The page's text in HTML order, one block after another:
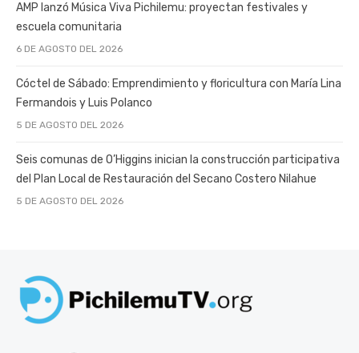
AMP lanzó Música Viva Pichilemu: proyectan festivales y
escuela comunitaria
6 DE AGOSTO DEL 2026
Cóctel de Sábado: Emprendimiento y floricultura con María Lina
Fermandois y Luis Polanco
5 DE AGOSTO DEL 2026
Seis comunas de O’Higgins inician la construcción participativa
del Plan Local de Restauración del Secano Costero Nilahue
5 DE AGOSTO DEL 2026